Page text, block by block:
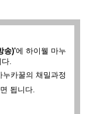
송)'에 하이웰 마누
다.
카꿀의 채밀과정
됩니다.